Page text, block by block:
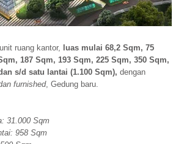
ruang kantor, luas mulai 68,2 Sqm, 75
187 Sqm, 193 Sqm, 225 Sqm, 350 Sqm,
s/d satu lantai (1.100 Sqm), dengan
furnished, Gedung baru.
31.000 Sqm
958 Sqm